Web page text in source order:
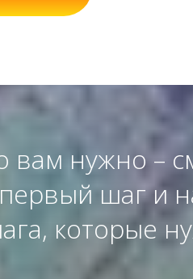
вам нужно –
шаг и
которые